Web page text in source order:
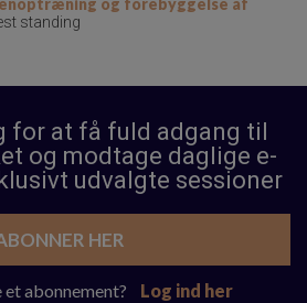
standing
for at få fuld adgang til
og modtage daglige e-
udvalgte sessioner
HER
et abonnement? Log ind her